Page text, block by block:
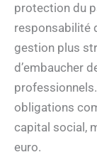
protection du
responsabilité
gestion plus
d’embaucher
obligations
capital social,
euro.